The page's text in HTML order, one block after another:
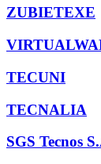
ZUBIETEXE
TECUNI
TECNALIA
SGS Tecnos